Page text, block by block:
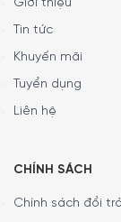
mà còn là một
Giới thiệu
Tin tức
Khuyến mãi
Tuyển dụng
Liên hệ
CHÍNH SÁCH
Chính sách đổi trả